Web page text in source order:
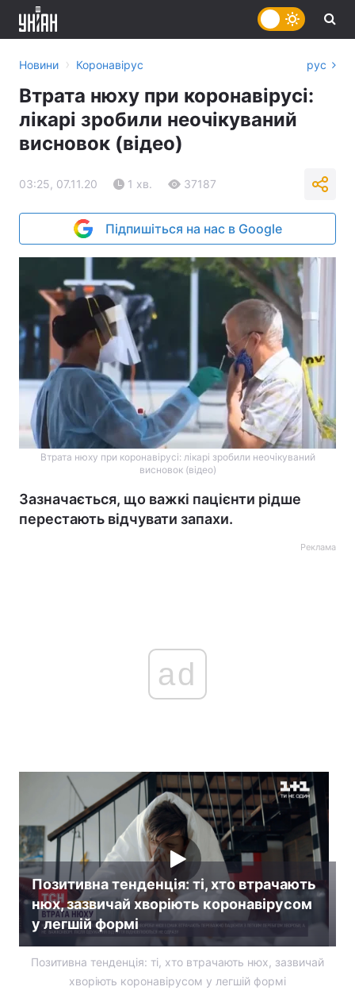
Головна Війна
Політика
Економіка Світ
Спорт Наука
Техно і зв'язок Лайт
Здоров'я Туризм
Новини › Коронавірус рус
Втрата нюху при коронавірусі:
лікарі зробили неочікуваний
висновок (відео)
03:25, 07.11.20 1 хв. 37187
Підпишіться на нас в Google
Втрата нюху при коронавірусі: лікарі зробили неочікуваний
висновок (відео)
Зазначається, що важкі пацієнти рідше
перестають відчувати запахи.
Реклама
ad
Позитивна тенденція: ті, хто втрачають
нюх, зазвичай хворіють коронавірусом
у легшій формі
Позитивна тенденція: ті, хто втрачають нюх, зазвичай
хворіють коронавірусом у легшій формі